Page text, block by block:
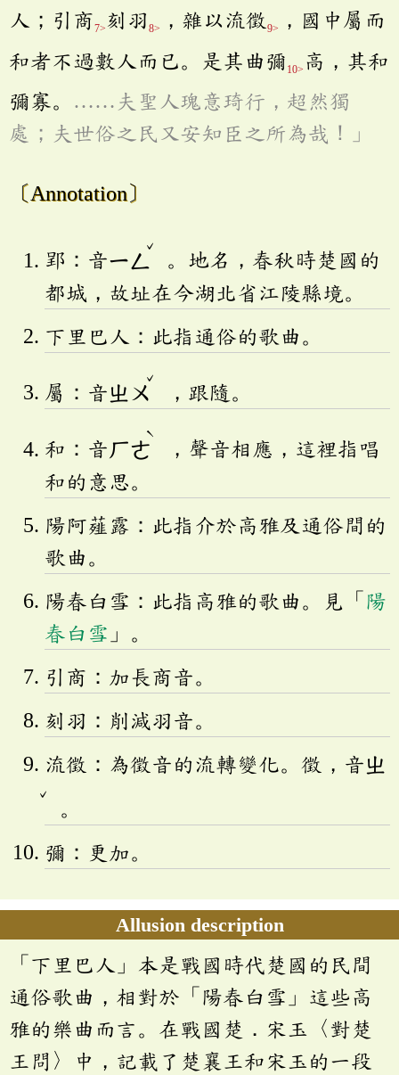
人；引商7> 刻羽 8> ，雜以流徵 9>
，國中屬而
和者不過數人而已。是其曲彌 10> 高，其和
彌寡。 ……夫聖人瑰意琦行，超然獨
處；夫世俗之民又安知臣之所為哉！」
〔Annotation〕
郢：音ㄧㄥ
ˇ
。地名，春秋時楚國的
都城，故址在今湖北省江陵縣境。
下里巴人：此指通俗的歌曲。
屬：音ㄓㄨ
ˇ
，跟隨。
和：音ㄏㄜ
ˋ
，聲音相應，這裡指唱
和的意思。
陽阿薤露：此指介於高雅及通俗間的
歌曲。
陽春白雪：此指高雅的歌曲。見「 陽
春白雪 」。
引商：加長商音。
刻羽：削減羽音。
流徵：為徵音的流轉變化。徵，音ㄓ
ˇ
。
彌：更加。
Allusion description
「下里巴人」本是戰國時代楚國的民間
通俗歌曲，相對於「陽春白雪」這些高
雅的樂曲而言。在戰國楚．宋玉〈對楚
王問〉中，記載了楚襄王和宋玉的一段